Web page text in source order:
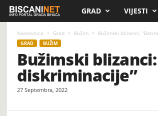
i
s
c
GRAD VIJESTI
Naslovnica Grad Bužim Bužimski blizanci:
GRAD BUŽIM
Bužimski
diskriminacije”
27 Septembra, 2022